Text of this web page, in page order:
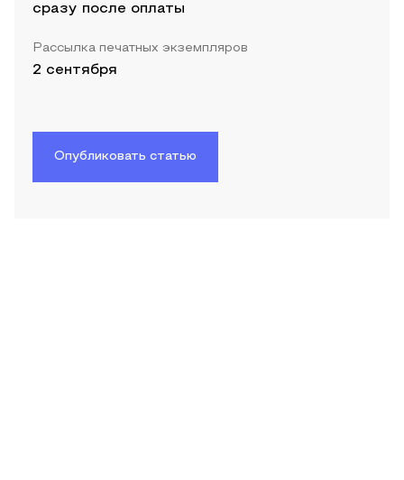
сразу после оплаты
Рассылка печатных экземпляров
2 сентября
Опубликовать статью